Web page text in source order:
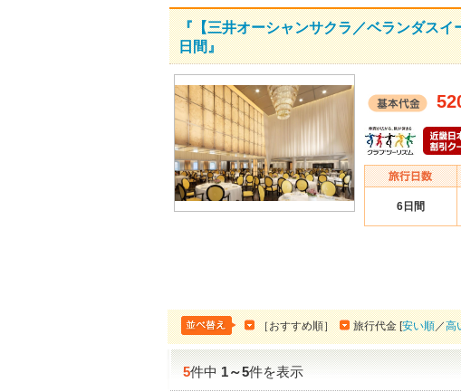
『【三井オーシャンサクラ／ベランダス
日間』
6日間
［おすすめ順］ 旅行代金 [安い順／高
5件中1～5件を表示